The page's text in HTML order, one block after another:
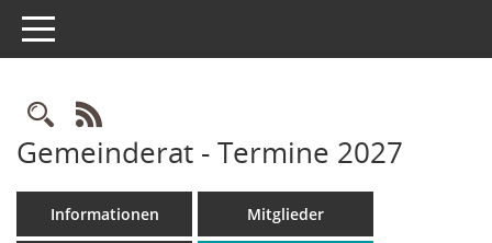
Toggle navigation
Rechercheauswahl
RSS-Feed
Gemeinderat - Termine 2027
Informationen Mitglieder